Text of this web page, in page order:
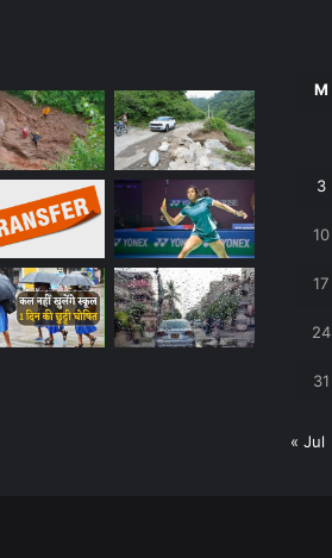
M
3
10
17
24
31
« Jul